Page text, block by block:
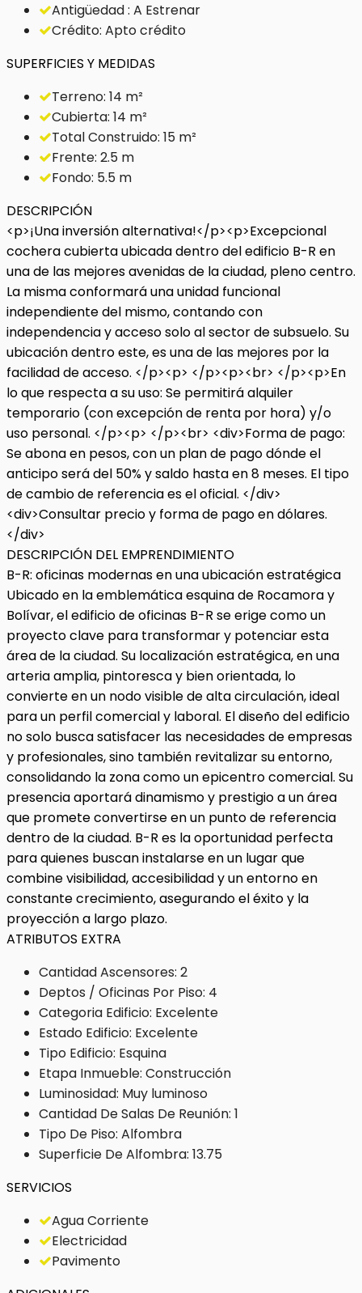
Antigüedad : A Estrenar
Crédito: Apto crédito
SUPERFICIES Y MEDIDAS
Terreno: 14 m²
Cubierta: 14 m²
Total Construido: 15 m²
Frente: 2.5 m
Fondo: 5.5 m
DESCRIPCIÓN
<p>¡Una inversión alternativa!</p><p>Excepcional
cochera cubierta ubicada dentro del edificio B-R en
una de las mejores avenidas de la ciudad, pleno centro.
La misma conformará una unidad funcional
independiente del mismo, contando con
independencia y acceso solo al sector de subsuelo. Su
ubicación dentro este, es una de las mejores por la
facilidad de acceso. </p><p> </p><p><br> </p><p>En
lo que respecta a su uso: Se permitirá alquiler
temporario (con excepción de renta por hora) y/o
uso personal. </p><p> </p><br> <div>Forma de pago:
Se abona en pesos, con un plan de pago dónde el
anticipo será del 50% y saldo hasta en 8 meses. El tipo
de cambio de referencia es el oficial. </div>
<div>Consultar precio y forma de pago en dólares.
</div>
DESCRIPCIÓN DEL EMPRENDIMIENTO
B-R: oficinas modernas en una ubicación estratégica
Ubicado en la emblemática esquina de Rocamora y
Bolívar, el edificio de oficinas B-R se erige como un
proyecto clave para transformar y potenciar esta
área de la ciudad. Su localización estratégica, en una
arteria amplia, pintoresca y bien orientada, lo
convierte en un nodo visible de alta circulación, ideal
para un perfil comercial y laboral. El diseño del edificio
no solo busca satisfacer las necesidades de empresas
y profesionales, sino también revitalizar su entorno,
consolidando la zona como un epicentro comercial. Su
presencia aportará dinamismo y prestigio a un área
que promete convertirse en un punto de referencia
dentro de la ciudad. B-R es la oportunidad perfecta
para quienes buscan instalarse en un lugar que
combine visibilidad, accesibilidad y un entorno en
constante crecimiento, asegurando el éxito y la
proyección a largo plazo.
ATRIBUTOS EXTRA
Cantidad Ascensores: 2
Deptos / Oficinas Por Piso: 4
Categoria Edificio: Excelente
Estado Edificio: Excelente
Tipo Edificio: Esquina
Etapa Inmueble: Construcción
Luminosidad: Muy luminoso
Cantidad De Salas De Reunión: 1
Tipo De Piso: Alfombra
Superficie De Alfombra: 13.75
SERVICIOS
Agua Corriente
Electricidad
Pavimento